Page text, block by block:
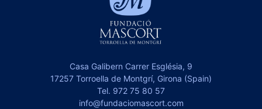
Casa Galibern Carrer Església, 9
17257 Torroella de Montgrí, Girona (Spain)
Tel. 972 75 80 57
info@fundaciomascort.com